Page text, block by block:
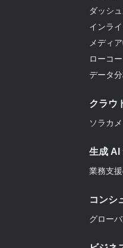
ダッシ
インラ
メディ
ローコ
データ
クラウ
ソラカ
生成 AI
業務支
コンシ
グロー